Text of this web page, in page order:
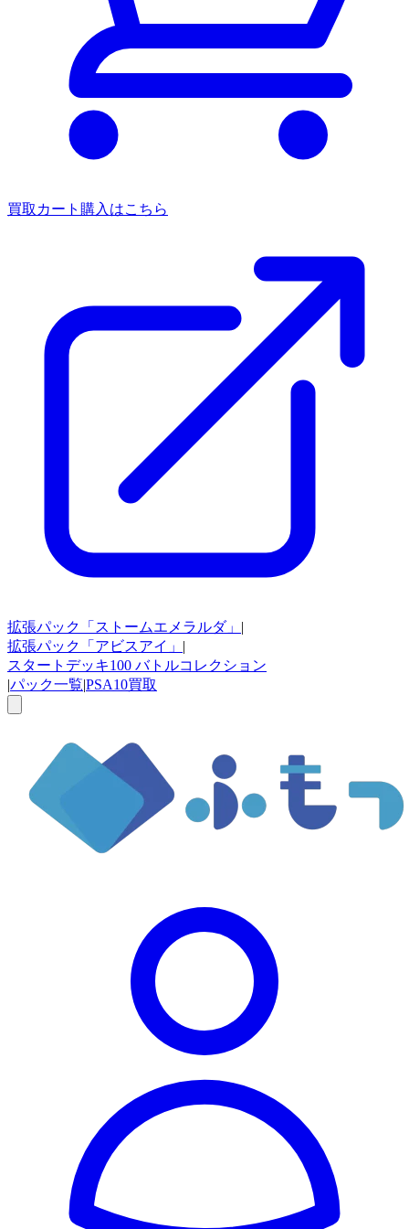
買取カート 購入はこちら
拡張パック 「ストームエメラルダ」 |
拡張パック
「アビスアイ」 |
スタートデッキ100 バトルコレクション
|パック一覧|PSA10買取